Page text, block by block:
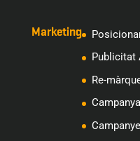
Marketing
Publicitat
Re-